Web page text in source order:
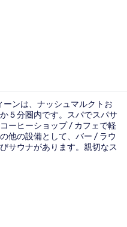
ンは、ナッシュマルクトお
5 分圏内です。スパでスパサ
ーヒーショップ / カフェで軽
他の設備として、バー / ラウ
サウナがあります。親切なス
ぐ公共交通機関を利用できま
分、パウラナーガッセ トラ